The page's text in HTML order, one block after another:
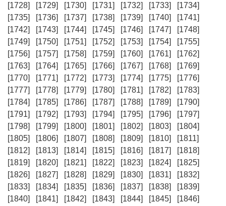
[1728]
[1729] [1730] [1731] [1732] [1733]
[1734]
[1735]
[1736] [1737] [1738] [1739] [1740]
[1741]
[1742]
[1743] [1744] [1745] [1746] [1747]
[1748]
[1749]
[1750] [1751] [1752] [1753] [1754]
[1755]
[1756]
[1757] [1758] [1759] [1760] [1761]
[1762]
[1763]
[1764] [1765] [1766] [1767] [1768]
[1769]
[1770]
[1771] [1772] [1773] [1774] [1775]
[1776]
[1777]
[1778] [1779] [1780] [1781] [1782]
[1783]
[1784]
[1785] [1786] [1787] [1788] [1789]
[1790]
[1791]
[1792] [1793] [1794] [1795] [1796]
[1797]
[1798]
[1799] [1800] [1801] [1802] [1803]
[1804]
[1805]
[1806] [1807] [1808] [1809] [1810]
[1811]
[1812]
[1813] [1814] [1815] [1816] [1817]
[1818]
[1819]
[1820] [1821] [1822] [1823] [1824]
[1825]
[1826]
[1827] [1828] [1829] [1830] [1831]
[1832]
[1833]
[1834] [1835] [1836] [1837] [1838]
[1839]
[1840]
[1841] [1842] [1843] [1844] [1845]
[1846]